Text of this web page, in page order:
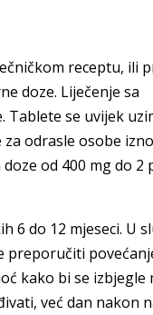
receptu, ili
doze. Liječenje sa
Tablete se uvijek
odrasle osobe
od 400 mg do 2
6 do 12 mjeseci. U
preporučiti
kako bi se izbjegle
već dan nakon